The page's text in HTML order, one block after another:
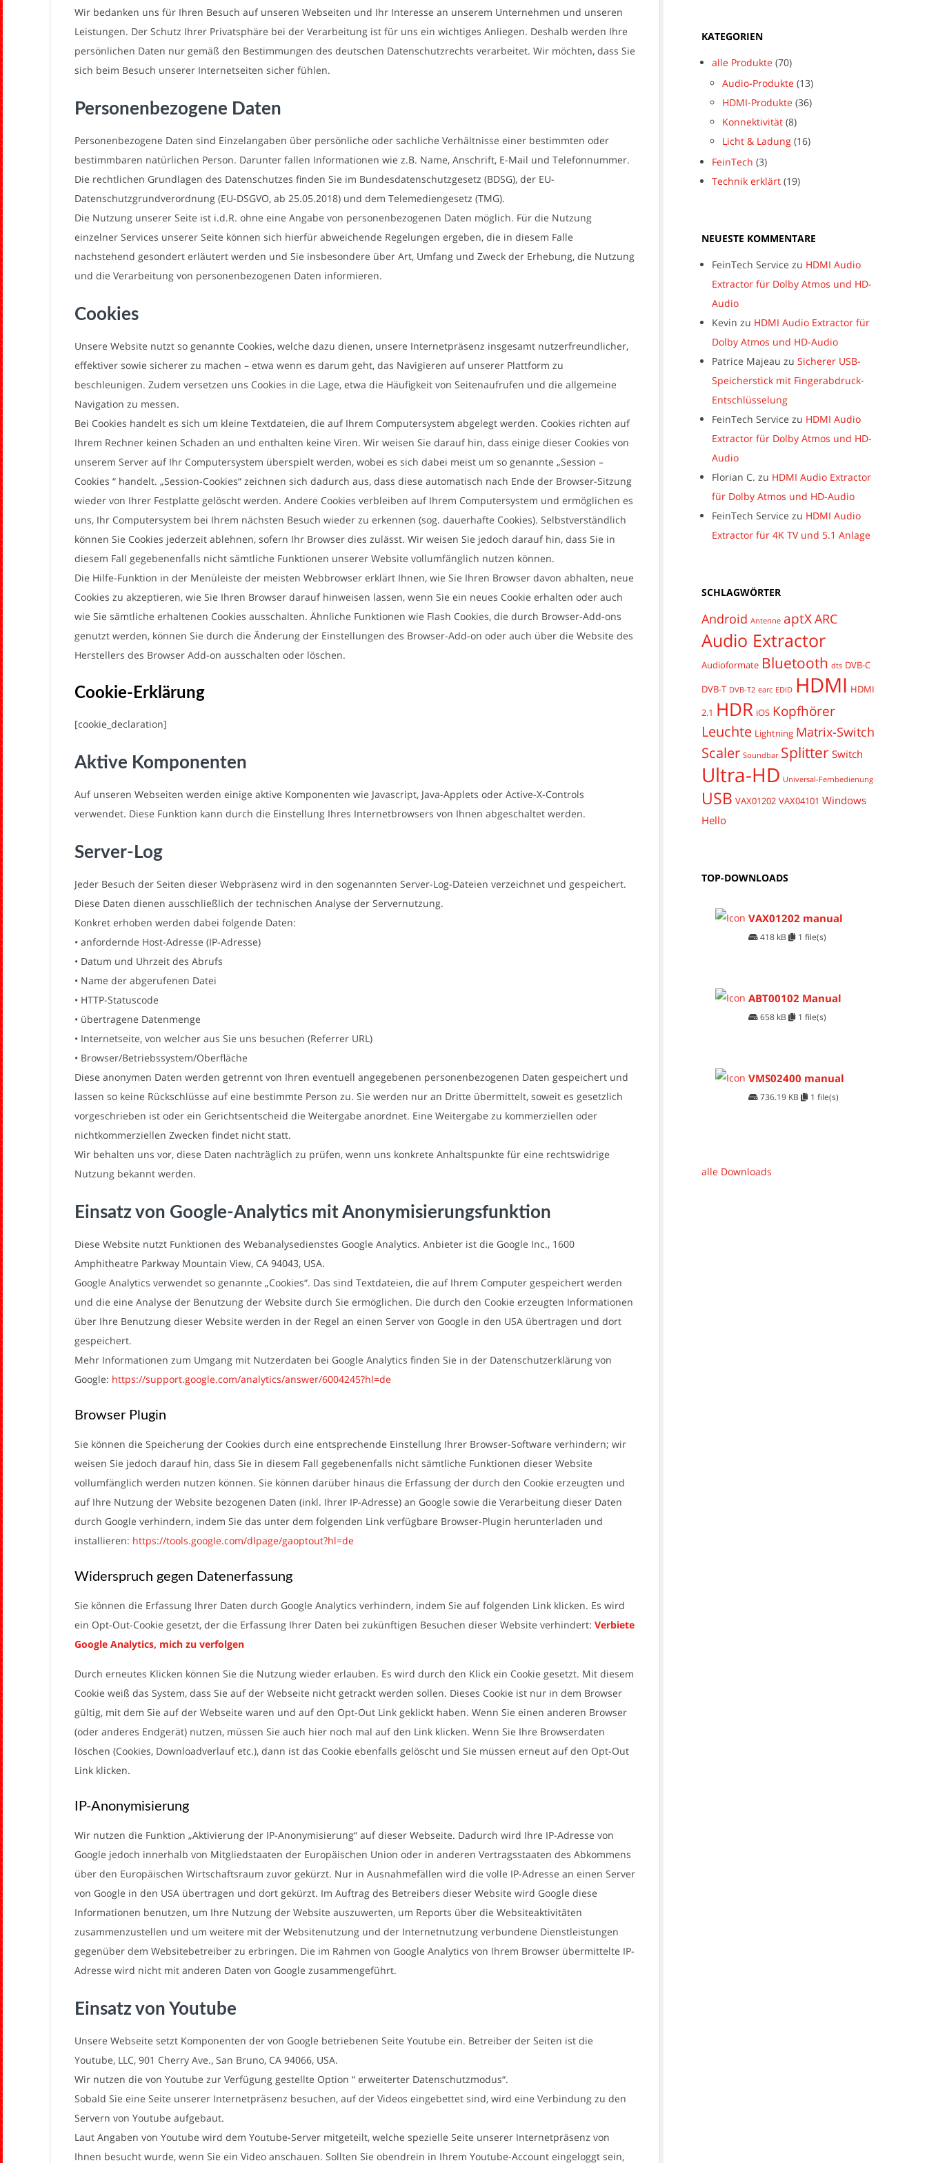
HWir bedanken uns für Ihren Besuch auf unseren Webseiten und Ihr Interesse an unserem Unternehmen und unseren
Leistungen. Der Schutz Ihrer Privatsphäre bei der Verarbeitung ist für uns ein wichtiges Anliegen. Deshalb werden Ihre
persönlichen Daten nur gemäß den Bestimmungen des deutschen Datenschutzrechts verarbeitet. Wir möchten, dass Sie
sich beim Besuch unserer Internetseiten sicher fühlen.
Personenbezogene Daten
Personenbezogene Daten sind Einzelangaben über persönliche oder sachliche Verhältnisse einer bestimmten oder
bestimmbaren natürlichen Person. Darunter fallen Informationen wie z.B. Name, Anschrift, E-Mail und Telefonnummer.
Die rechtlichen Grundlagen des Datenschutzes finden Sie im Bundesdatenschutzgesetz (BDSG), der EU-
Datenschutzgrundverordnung (EU-DSGVO, ab 25.05.2018) und dem Telemediengesetz (TMG).
Die Nutzung unserer Seite ist i.d.R. ohne eine Angabe von personenbezogenen Daten möglich. Für die Nutzung
einzelner Services unserer Seite können sich hierfür abweichende Regelungen ergeben, die in diesem Falle
nachstehend gesondert erläutert werden und Sie insbesondere über Art, Umfang und Zweck der Erhebung, die Nutzung
und die Verarbeitung von personenbezogenen Daten informieren.
Cookies
Unsere Website nutzt so genannte Cookies, welche dazu dienen, unsere Internetpräsenz insgesamt nutzerfreundlicher,
effektiver sowie sicherer zu machen – etwa wenn es darum geht, das Navigieren auf unserer Plattform zu
beschleunigen. Zudem versetzen uns Cookies in die Lage, etwa die Häufigkeit von Seitenaufrufen und die allgemeine
Navigation zu messen.
Bei Cookies handelt es sich um kleine Textdateien, die auf Ihrem Computersystem abgelegt werden. Cookies richten auf
Ihrem Rechner keinen Schaden an und enthalten keine Viren. Wir weisen Sie darauf hin, dass einige dieser Cookies von
unserem Server auf Ihr Computersystem überspielt werden, wobei es sich dabei meist um so genannte „Session –
Cookies “ handelt. „Session-Cookies“ zeichnen sich dadurch aus, dass diese automatisch nach Ende der Browser-Sitzung
wieder von Ihrer Festplatte gelöscht werden. Andere Cookies verbleiben auf Ihrem Computersystem und ermöglichen es
uns, Ihr Computersystem bei Ihrem nächsten Besuch wieder zu erkennen (sog. dauerhafte Cookies). Selbstverständlich
können Sie Cookies jederzeit ablehnen, sofern Ihr Browser dies zulässt. Wir weisen Sie jedoch darauf hin, dass Sie in
diesem Fall gegebenenfalls nicht sämtliche Funktionen unserer Website vollumfänglich nutzen können.
Die Hilfe-Funktion in der Menüleiste der meisten Webbrowser erklärt Ihnen, wie Sie Ihren Browser davon abhalten, neue
Cookies zu akzeptieren, wie Sie Ihren Browser darauf hinweisen lassen, wenn Sie ein neues Cookie erhalten oder auch
wie Sie sämtliche erhaltenen Cookies ausschalten. Ähnliche Funktionen wie Flash Cookies, die durch Browser-Add-ons
genutzt werden, können Sie durch die Änderung der Einstellungen des Browser-Add-on oder auch über die Website des
Herstellers des Browser Add-on ausschalten oder löschen.
Cookie-Erklärung
[cookie_declaration]
Aktive Komponenten
Auf unseren Webseiten werden einige aktive Komponenten wie Javascript, Java-Applets oder Active-X-Controls
verwendet. Diese Funktion kann durch die Einstellung Ihres Internetbrowsers von Ihnen abgeschaltet werden.
Server-Log
Jeder Besuch der Seiten dieser Webpräsenz wird in den sogenannten Server-Log-Dateien verzeichnet und gespeichert.
Diese Daten dienen ausschließlich der technischen Analyse der Servernutzung.
Konkret erhoben werden dabei folgende Daten:
• anfordernde Host-Adresse (IP-Adresse)
• Datum und Uhrzeit des Abrufs
• Name der abgerufenen Datei
• HTTP-Statuscode
• übertragene Datenmenge
• Internetseite, von welcher aus Sie uns besuchen (Referrer URL)
• Browser/Betriebssystem/Oberfläche
Diese anonymen Daten werden getrennt von Ihren eventuell angegebenen personenbezogenen Daten gespeichert und
lassen so keine Rückschlüsse auf eine bestimmte Person zu. Sie werden nur an Dritte übermittelt, soweit es gesetzlich
vorgeschrieben ist oder ein Gerichtsentscheid die Weitergabe anordnet. Eine Weitergabe zu kommerziellen oder
nichtkommerziellen Zwecken findet nicht statt.
Wir behalten uns vor, diese Daten nachträglich zu prüfen, wenn uns konkrete Anhaltspunkte für eine rechtswidrige
Nutzung bekannt werden.
Einsatz von Google-Analytics mit Anonymisierungsfunktion
Diese Website nutzt Funktionen des Webanalysedienstes Google Analytics. Anbieter ist die Google Inc., 1600
Amphitheatre Parkway Mountain View, CA 94043, USA.
Google Analytics verwendet so genannte „Cookies“. Das sind Textdateien, die auf Ihrem Computer gespeichert werden
und die eine Analyse der Benutzung der Website durch Sie ermöglichen. Die durch den Cookie erzeugten Informationen
über Ihre Benutzung dieser Website werden in der Regel an einen Server von Google in den USA übertragen und dort
gespeichert.
Mehr Informationen zum Umgang mit Nutzerdaten bei Google Analytics finden Sie in der Datenschutzerklärung von
Google: https://support.google.com/analytics/answer/6004245?hl=de
Browser Plugin
Sie können die Speicherung der Cookies durch eine entsprechende Einstellung Ihrer Browser-Software verhindern; wir
weisen Sie jedoch darauf hin, dass Sie in diesem Fall gegebenenfalls nicht sämtliche Funktionen dieser Website
vollumfänglich werden nutzen können. Sie können darüber hinaus die Erfassung der durch den Cookie erzeugten und
auf Ihre Nutzung der Website bezogenen Daten (inkl. Ihrer IP-Adresse) an Google sowie die Verarbeitung dieser Daten
durch Google verhindern, indem Sie das unter dem folgenden Link verfügbare Browser-Plugin herunterladen und
installieren: https://tools.google.com/dlpage/gaoptout?hl=de
Widerspruch gegen Datenerfassung
Sie können die Erfassung Ihrer Daten durch Google Analytics verhindern, indem Sie auf folgenden Link klicken. Es wird
ein Opt-Out-Cookie gesetzt, der die Erfassung Ihrer Daten bei zukünftigen Besuchen dieser Website verhindert: Verbiete
Google Analytics, mich zu verfolgen
Durch erneutes Klicken können Sie die Nutzung wieder erlauben. Es wird durch den Klick ein Cookie gesetzt. Mit diesem
Cookie weiß das System, dass Sie auf der Webseite nicht getrackt werden sollen. Dieses Cookie ist nur in dem Browser
gültig, mit dem Sie auf der Webseite waren und auf den Opt-Out Link geklickt haben. Wenn Sie einen anderen Browser
(oder anderes Endgerät) nutzen, müssen Sie auch hier noch mal auf den Link klicken. Wenn Sie Ihre Browserdaten
löschen (Cookies, Downloadverlauf etc.), dann ist das Cookie ebenfalls gelöscht und Sie müssen erneut auf den Opt-Out
Link klicken.
IP-Anonymisierung
Wir nutzen die Funktion „Aktivierung der IP-Anonymisierung“ auf dieser Webseite. Dadurch wird Ihre IP-Adresse von
Google jedoch innerhalb von Mitgliedstaaten der Europäischen Union oder in anderen Vertragsstaaten des Abkommens
über den Europäischen Wirtschaftsraum zuvor gekürzt. Nur in Ausnahmefällen wird die volle IP-Adresse an einen Server
von Google in den USA übertragen und dort gekürzt. Im Auftrag des Betreibers dieser Website wird Google diese
Informationen benutzen, um Ihre Nutzung der Website auszuwerten, um Reports über die Websiteaktivitäten
zusammenzustellen und um weitere mit der Websitenutzung und der Internetnutzung verbundene Dienstleistungen
gegenüber dem Websitebetreiber zu erbringen. Die im Rahmen von Google Analytics von Ihrem Browser übermittelte IP-
Adresse wird nicht mit anderen Daten von Google zusammengeführt.
Einsatz von Youtube
Unsere Webseite setzt Komponenten der von Google betriebenen Seite Youtube ein. Betreiber der Seiten ist die
Youtube, LLC, 901 Cherry Ave., San Bruno, CA 94066, USA.
Wir nutzen die von Youtube zur Verfügung gestellte Option “ erweiterter Datenschutzmodus“.
Sobald Sie eine Seite unserer Internetpräsenz besuchen, auf der Videos eingebettet sind, wird eine Verbindung zu den
Servern von Youtube aufgebaut.
Laut Angaben von Youtube wird dem Youtube-Server mitgeteilt, welche spezielle Seite unserer Internetpräsenz von
Ihnen besucht wurde, wenn Sie ein Video anschauen. Sollten Sie obendrein in Ihrem Youtube-Account eingeloggt sein,
KATEGORIEN
alle Produkte (70)
Audio-Produkte (13)
HDMI-Produkte (36)
Konnektivität (8)
Licht & Ladung (16)
FeinTech (3)
Technik erklärt (19)
NEUESTE KOMMENTARE
FeinTech Service zu HDMI Audio
Extractor für Dolby Atmos und HD-
Audio
Kevin zu HDMI Audio Extractor für
Dolby Atmos und HD-Audio
Patrice Majeau zu Sicherer USB-
Speicherstick mit Fingerabdruck-
Entschlüsselung
FeinTech Service zu HDMI Audio
Extractor für Dolby Atmos und HD-
Audio
Florian C. zu HDMI Audio Extractor
für Dolby Atmos und HD-Audio
FeinTech Service zu HDMI Audio
Extractor für 4K TV und 5.1 Anlage
SCHLAGWÖRTER
Android Antenne aptXARC
Audio Extractor
Audioformate Bluetooth dts DVB-C
DVB-T DVB-T2 earc EDID HDMI HDMI
2.1 HDR iOS Kopfhörer
Leuchte Lightning Matrix-Switch
Scaler Soundbar Splitter Switch
Ultra-HD Universal-Fernbedienung
USB VAX01202 VAX04101 Windows
Hello
TOP-DOWNLOADS
VAX01202 manual
418 kB 1 file(s)
ABT00102 Manual
658 kB 1 file(s)
VMS02400 manual
736.19 KB 1 file(s)
alle Downloads